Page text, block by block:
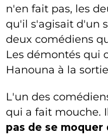
n'en fait pas, les
qu'il s'agisait d'un
deux comédiens
Les démontés qui
Hanouna à la
L'un des
qui a fait mouche.
pas de se moquer